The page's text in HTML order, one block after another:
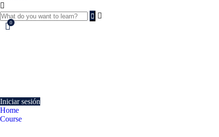
0
Iniciar sesión
Home
Course